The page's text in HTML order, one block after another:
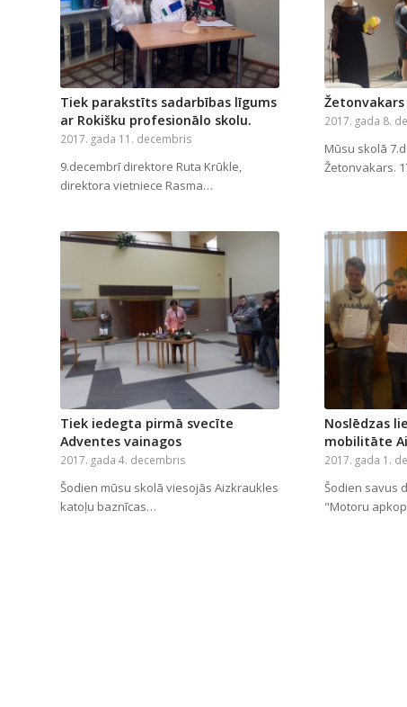
Tiek parakstīts sadarbības līgums
ar Rokišku profesionālo skolu.
2017. gada 11. decembris
9.decembrī direktore Ruta Krūkle,
direktora vietniece Rasma…
Žetonvakars
2017. gada 8.
Mūsu skolā
Žetonvakars.
Tiek iedegta pirmā svecīte
Adventes vainagos
2017. gada 4. decembris
Šodien mūsu skolā viesojās Aizkraukles
katoļu baznīcas…
Noslēdzas
mobilitāte
2017. gada 1.
Šodien savus
"Motoru